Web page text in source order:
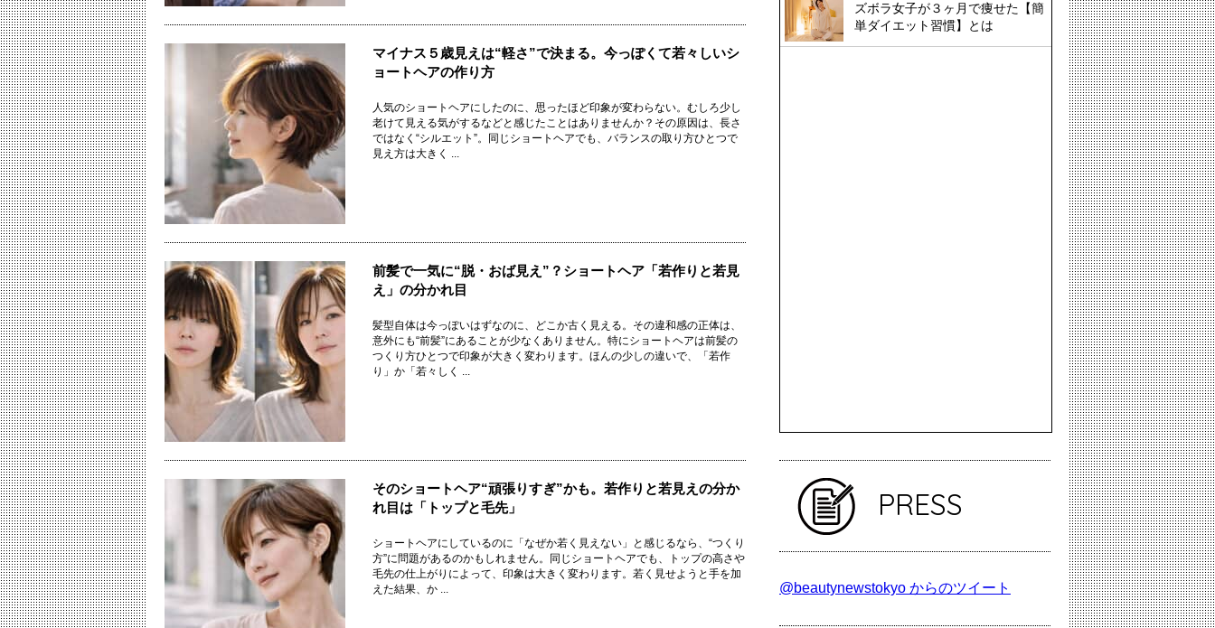
マイナス５歳見えは“軽さ”で決まる。今っぽくて若々しいシ
ョートヘアの作り方
人気のショートヘアにしたのに、思ったほど印象が変わらない。むしろ少し
老けて見える気がするなどと感じたことはありませんか？その原因は、長さ
ではなく“シルエット”。同じショートヘアでも、バランスの取り方ひとつで
見え方は大きく ...
前髪で一気に“脱・おば見え”？ショートヘア「若作りと若見
え」の分かれ目
髪型自体は今っぽいはずなのに、どこか古く見える。その違和感の正体は、
意外にも“前髪”にあることが少なくありません。特にショートヘアは前髪の
つくり方ひとつで印象が大きく変わります。ほんの少しの違いで、「若作
り」か「若々しく ...
そのショートヘア“頑張りすぎ”かも。若作りと若見えの分か
れ目は「トップと毛先」
ショートヘアにしているのに「なぜか若く見えない」と感じるなら、“つくり
方”に問題があるのかもしれません。同じショートヘアでも、トップの高さや
毛先の仕上がりによって、印象は大きく変わります。若く見せようと手を加
えた結果、か ...
ズボラ女子が３ヶ月で痩せた【簡
単ダイエット習慣】とは
PRESS
@beautynewstokyo からのツイート